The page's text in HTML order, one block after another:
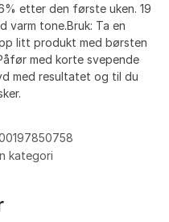
etter den første uken. 19
varm tone.Bruk: Ta en
litt produkt med børsten
med korte svepende
med resultatet og til du
kategori